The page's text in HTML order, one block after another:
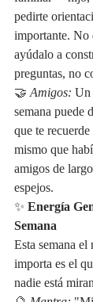
pedirte
importante. No
ayúdalo a
preguntas, no
🤝 Amigos:
semana puede
que te
mismo que
amigos de
espejos.
✨ Energía
Semana
Esta semana
importa es el
nadie está